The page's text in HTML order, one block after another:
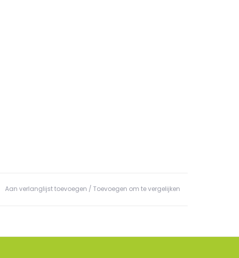
Aan verlanglijst toevoegen / Toevoegen om te vergelijken